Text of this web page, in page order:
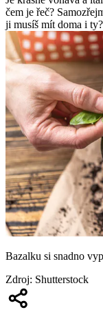
čem je řeč?
ji musíš mít doma i ty?
Bazalku si snadno
Zdroj: Shutterstock